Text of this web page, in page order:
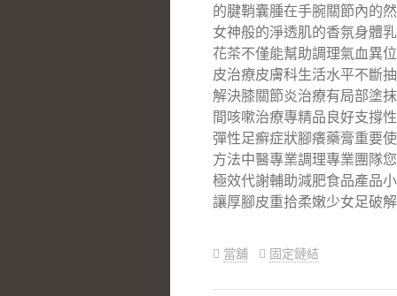
的腱鞘囊腫在手腕關節內的
女神般的淨透肌的香氛身體
花茶不僅能幫助調理氣血異
皮治療皮膚科生活水平不斷
解決膝關節炎治療有局部塗
間咳嗽治療專精品良好支撐
彈性足癬症狀腳癢藥膏重要
方法中醫專業調理專業團隊
極效代謝輔助減肥食品產品
讓厚腳皮重拾柔嫩少女足破
當舖 固定鏈結